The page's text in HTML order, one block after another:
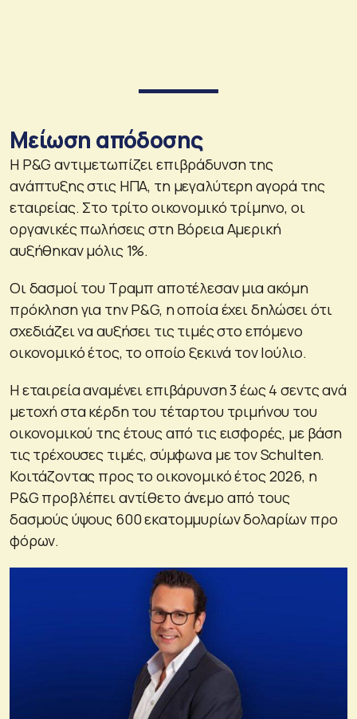
Μείωση απόδοσης
Η P&G αντιμετωπίζει επιβράδυνση της
ανάπτυξης στις ΗΠΑ, τη μεγαλύτερη αγορά της
εταιρείας. Στο τρίτο οικονομικό τρίμηνο, οι
οργανικές πωλήσεις στη Βόρεια Αμερική
αυξήθηκαν μόλις 1%.
Οι δασμοί του Τραμπ αποτέλεσαν μια ακόμη
πρόκληση για την P&G, η οποία έχει δηλώσει ότι
σχεδιάζει να αυξήσει τις τιμές στο επόμενο
οικονομικό έτος, το οποίο ξεκινά τον Ιούλιο.
Η εταιρεία αναμένει επιβάρυνση 3 έως 4 σεντς ανά
μετοχή στα κέρδη του τέταρτου τριμήνου του
οικονομικού της έτους από τις εισφορές, με βάση
τις τρέχουσες τιμές, σύμφωνα με τον Schulten.
Κοιτάζοντας προς το οικονομικό έτος 2026, η
P&G προβλέπει αντίθετο άνεμο από τους
δασμούς ύψους 600 εκατομμυρίων δολαρίων προ
φόρων.